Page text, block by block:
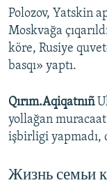
Polozov, Yatskin
Moskvağa
köre, Rusiye
basqı» yaptı.
Qırım.Aqiqatnıñ
yollağan
işbirligi yapmadı,
Жизнь семьи